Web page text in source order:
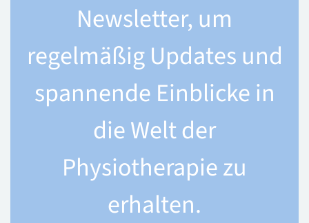
Newsletter, um
regelmäßig Updates und
spannende Einblicke in
die Welt der
Physiotherapie zu
erhalten.